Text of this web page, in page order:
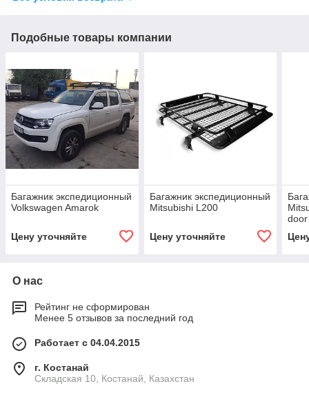
Подобные товары компании
Багажник экспедиционный
Volkswagen Amarok
Цену уточняйте
Багажник экспедиционный
Mitsubishi L200
Цену уточняйте
door
О нас
Рейтинг не сформирован
Менее 5 отзывов за последний год
Работает с 04.04.2015
г. Костанай
Складская 10, Костанай, Казахстан